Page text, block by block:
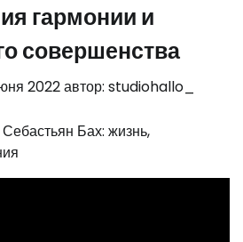
гармонии и
совершенства
2022автор: studiohallo_